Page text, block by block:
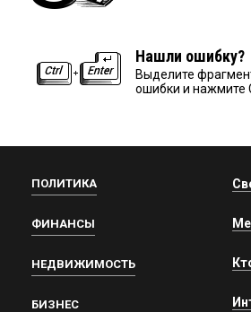
Нашли ошибку?
Выделите
ошибки и нажмите
ПОЛИТИКА
ФИНАНСЫ
НЕДВИЖИМОСТЬ
БИЗНЕС